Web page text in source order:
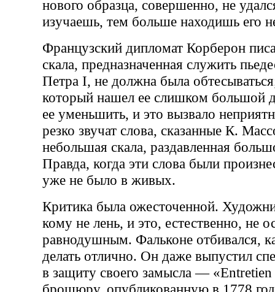
нового образца, совершенно, не
изучаешь, тем больше находишь его
Французский дипломат Корберон
скала, предназначенная служить
Петра I, не должна была
который нашел ее слишком большой
ее уменьшить, и это вызвало
резко звучат слова, сказанные К.
небольшая скала, раздавленная
Правда, когда эти слова были
уже не было в живых.
Критика была ожесточенной.
кому не лень, и это, естественно, не
равнодушным. Фальконе отбивался,
делать отлично. Он даже выпустил
в защиту своего замысла —